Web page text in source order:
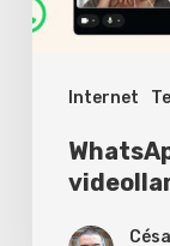
Internet
instalar